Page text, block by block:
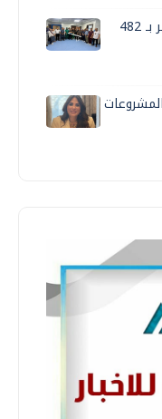
زراعة صمام أورطي بالقسطرة بالأقصر بـ 482